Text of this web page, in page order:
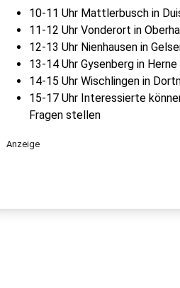
10-11 Uhr Mattlerbusch in
11-12 Uhr Vonderort in
12-13 Uhr Nienhausen in
13-14 Uhr Gysenberg in Herne
14-15 Uhr Wischlingen in
15-17 Uhr Interessierte
Fragen stellen
Anzeige